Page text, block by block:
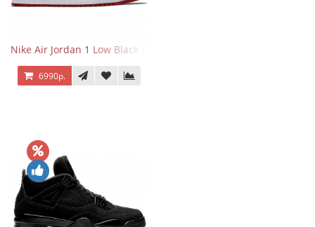
Nike Air Jordan 1 Low Black Toe
6990р.